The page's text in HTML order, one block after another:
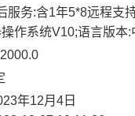
服务:含1年5*8远程支
作系统V10;语言版本:
年12月4日